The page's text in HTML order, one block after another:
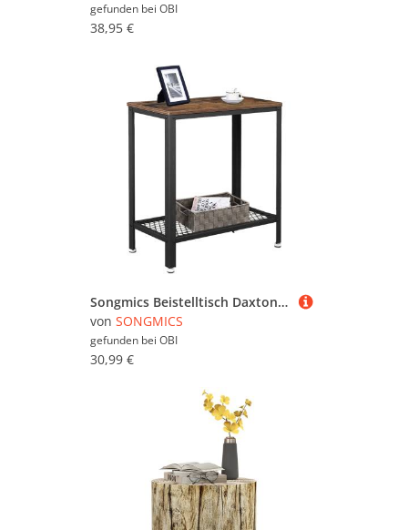
gefunden bei OBI
38,95 €
Songmics Beistelltisch Daxton mit Gitterregal Industrie-Design Braun-Schwarz
von SONGMICS
gefunden bei OBI
30,99 €